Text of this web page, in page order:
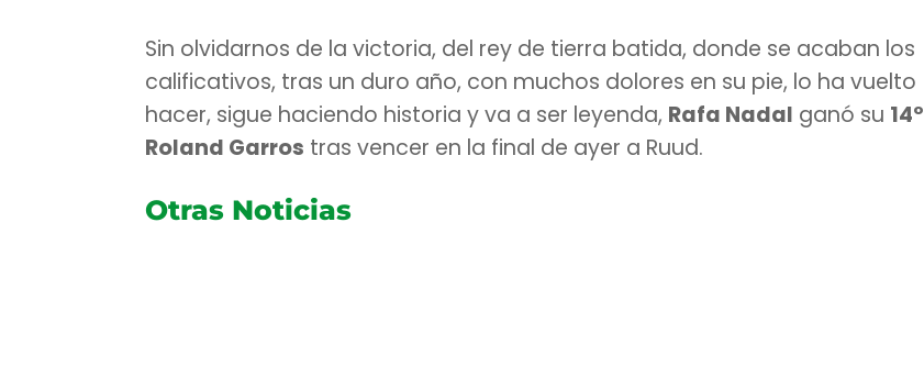
Sin olvidarnos de la victoria, del rey de tierra batida, donde se acaban los
calificativos, tras un duro año, con muchos dolores en su pie, lo ha vuelto
hacer, sigue haciendo historia y va a ser leyenda, Rafa Nadal ganó su 14º
Roland Garros tras vencer en la final de ayer a Ruud.
Otras Noticias